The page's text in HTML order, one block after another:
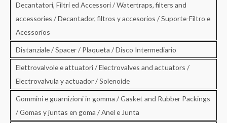
Decantatori, Filtri ed Accessori / Watertraps, filters and
accessories / Decantador, filtros y accesorios / Suporte-Filtro e
Acessorios
Distanziale / Spacer / Plaqueta / Disco Intermediario
Elettrovalvole e attuatori / Electrovalves and actuators /
Electrovalvula y actuador / Solenoide
Gommini e guarnizioni in gomma / Gasket and Rubber Packings
/ Gomas y juntas en goma / Anel e Junta